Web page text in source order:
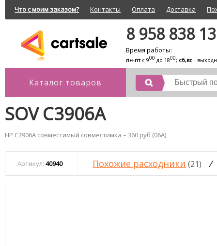
Что с моим заказом? Контакты Оплата Доставка
8 958 838
Время работы:
пн-птс 900 до 1800; сб,вс -
Каталог товаров
SOV C3906A
HP C3906A совместимый совместимка – 360 руб (06A)
Артикул: 40940 Похожие расходники (21) /